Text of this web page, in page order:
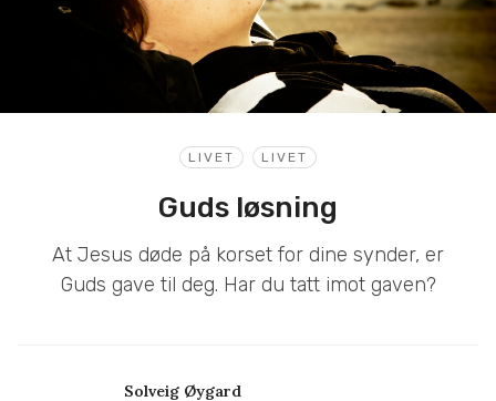
LIVET LIVET
Guds løsning
At Jesus døde på korset for dine synder, er
Guds gave til deg. Har du tatt imot gaven?
Solveig Øygard